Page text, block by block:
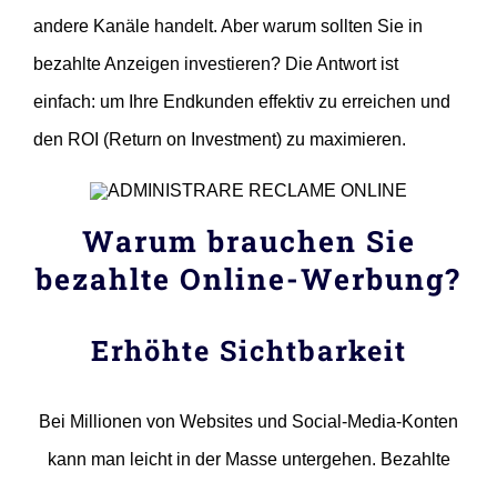
andere Kanäle handelt. Aber warum sollten Sie in
bezahlte Anzeigen investieren? Die Antwort ist
einfach: um Ihre Endkunden effektiv zu erreichen und
den ROI (Return on Investment) zu maximieren.
Warum brauchen Sie
bezahlte Online-Werbung?
Erhöhte Sichtbarkeit
Bei Millionen von Websites und Social-Media-Konten
kann man leicht in der Masse untergehen. Bezahlte